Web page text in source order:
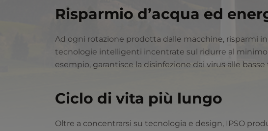
Risparmio d’acqua ed
Ad ogni rotazione prodotta dalle macchine, risparmi
tecnologie intelligenti incentrate sul ridurre al minimo
esempio, garantisce la disinfezione dai virus alle
Ciclo di vita più lungo
Oltre a concentrarsi su tecnologia e design, IPSO